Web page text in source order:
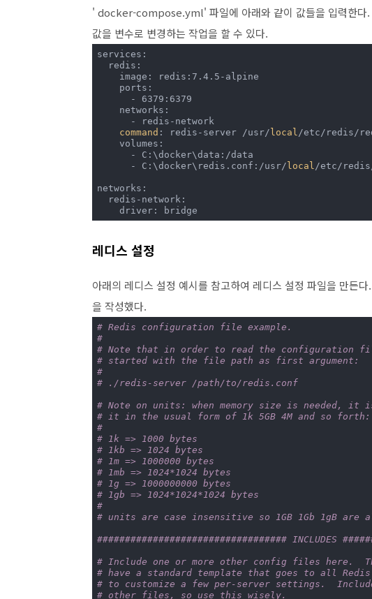
' docker-compose.yml' 파일에 아래와 같이 값들을 입력한다.
값을 변수로 변경하는 작업을 할 수 있다.
services:
command : redis-server /usr/local /etc/redis/
      - C:\docker\redis.conf:/usr/
local /etc/
networks:
    driver: bridge
레디스 설정
아래의 레디스 설정 예시를 참고하여 레디스 설정 파일을 만든
을 작성했다.
# Redis configuration file example.
#
# Note that in order to read the configuration
# started with the file path as first argument:
#
# ./redis-server /path/to/redis.conf
# Note on units: when memory size is needed, it
# it in the usual form of 1k 5GB 4M and so forth:
#
# 1k => 1000 bytes
# 1kb => 1024 bytes
# 1m => 1000000 bytes
# 1mb => 1024*1024 bytes
# 1g => 1000000000 bytes
# 1gb => 1024*1024*1024 bytes
#
# units are case insensitive so 1GB 1Gb 1gB are
################################## INCLUDES
# Include one or more other config files here.
# have a standard template that goes to all
# to customize a few per-server settings.
# other files, so use this wisely.